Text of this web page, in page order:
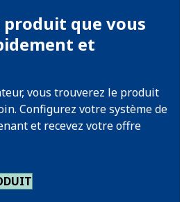
produit que vous
et
vous trouverez le produit
Configurez votre système de
et recevez votre offre